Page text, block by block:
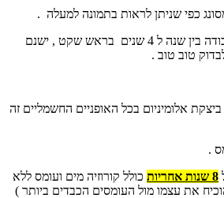
כפי שניתן לראות בתמונה למעלה .
סוללה איכותית שנותנת עבודה בין שנה ל 4 שנים בראש שקט , ישנם
טוב טוב .
אלומיניום בכל האופניים החשמליים זה
.
8 שנות אחריות
כולל קורוזיה מים ועומס ללא
את עצמו מול העומסים הכבדים ביותר )